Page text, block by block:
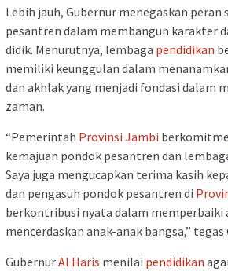
Lebih jauh, Gubernur menegaskan
pesantren dalam membangun karakter
didik. Menurutnya, lembaga pendidikan
memiliki keunggulan dalam
dan akhlak yang menjadi fondasi dalam
zaman.
“Pemerintah Provinsi Jambi
kemajuan pondok pesantren dan
Saya juga mengucapkan terima kasih
dan pengasuh pondok pesantren di
berkontribusi nyata dalam memperbaiki
mencerdaskan anak-anak bangsa,” tegas
GubernurAl Haris menilai pendidikan